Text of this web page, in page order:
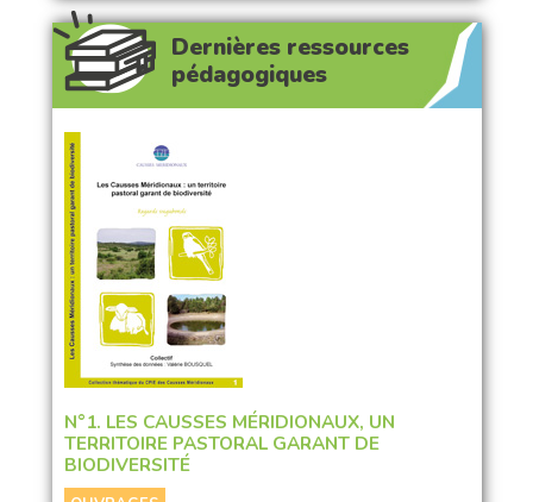
Dernières ressources
pédagogiques
N°1. LES CAUSSES MÉRIDIONAUX, UN
TERRITOIRE PASTORAL GARANT DE
BIODIVERSITÉ